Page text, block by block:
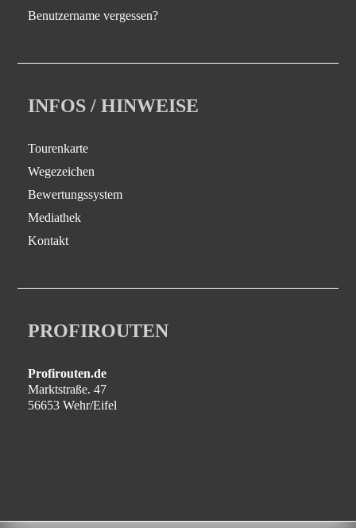
Benutzername vergessen?
INFOS / HINWEISE
Tourenkarte
Wegezeichen
Bewertungssystem
Mediathek
Kontakt
PROFIROUTEN
Profirouten.de
Marktstraße. 47
56653 Wehr/Eifel